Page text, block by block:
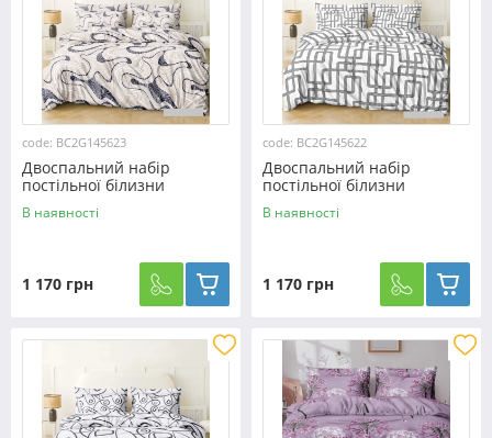
code: BC2G145623
Двоспальний набір
постільної білизни
180*220 із Бязі "Gold" з
простирадлом на резинці
В наявності
1 170 грн
code: BC2G145622
Двоспальний набір
постільної білизни
180*220 із Бязі "Gold" з
простирадлом на резинці
В наявності
1 170 грн